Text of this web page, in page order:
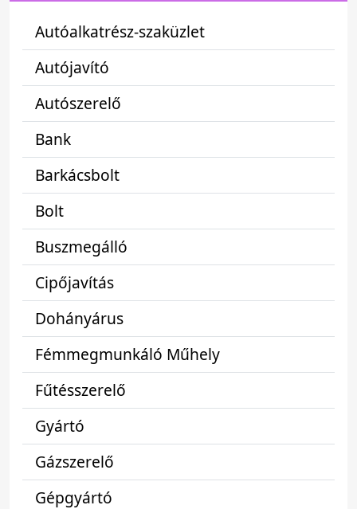
Autóalkatrész-szaküzlet
Autójavító
Autószerelő
Bank
Barkácsbolt
Bolt
Buszmegálló
Cipőjavítás
Dohányárus
Fémmegmunkáló Műhely
Fűtésszerelő
Gyártó
Gázszerelő
Gépgyártó